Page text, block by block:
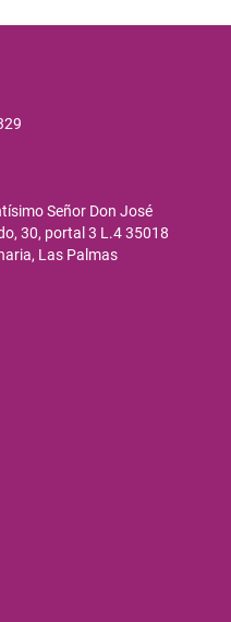
Señor Don José
30, portal 3 L.4 35018
Las Palmas